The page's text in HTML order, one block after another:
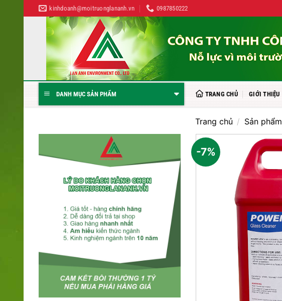
qua
kinhdoanh@moitruonglananh.vn 0987850222
DANH MỤC SẢN PHẨM TRANG CHỦ GIỚI THIỆU
Trang chủ / Sản phẩm
-7%